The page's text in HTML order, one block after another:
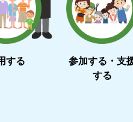
する
参加する・支
する